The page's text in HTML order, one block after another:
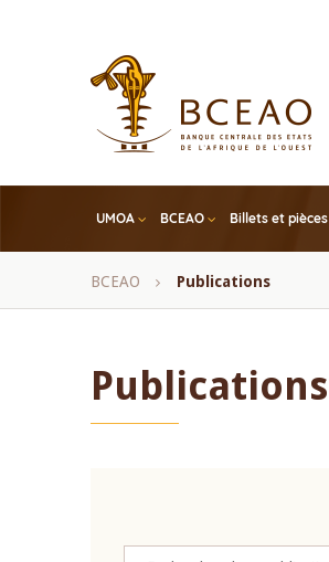
UMOA BCEAO Billets et pièces
Fil
BCEAO Publications
Publications